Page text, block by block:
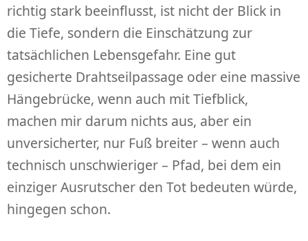
richtig stark beeinflusst, ist nicht der Blick in
die Tiefe, sondern die Einschätzung zur
tatsächlichen Lebensgefahr. Eine gut
gesicherte Drahtseilpassage oder eine massive
Hängebrücke, wenn auch mit Tiefblick,
machen mir darum nichts aus, aber ein
unversicherter, nur Fuß breiter – wenn auch
technisch unschwieriger – Pfad, bei dem ein
einziger Ausrutscher den Tot bedeuten würde,
hingegen schon.